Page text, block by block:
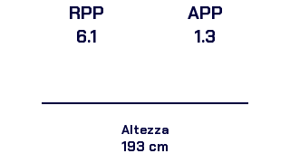
RPP
6.1
APP
1.3
Altezza
193 cm